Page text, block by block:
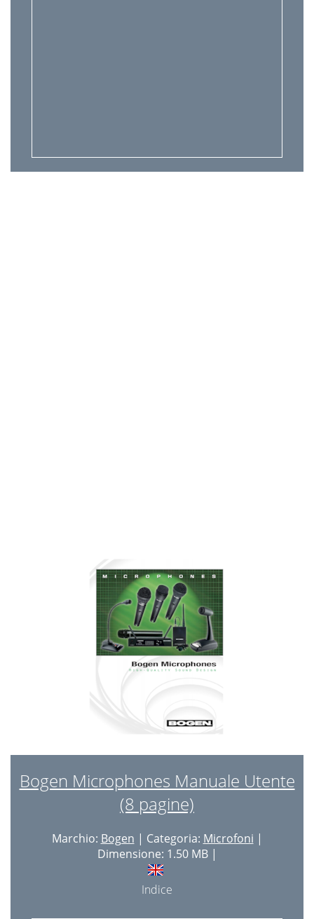
Bogen Microphones Manuale Utente
(8 pagine)
Marchio: Bogen | Categoria: Microfoni |
Dimensione: 1.50 MB |
Indice